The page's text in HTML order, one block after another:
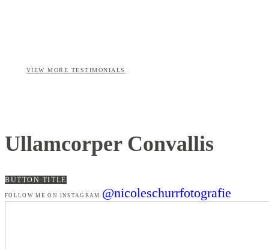
VIEW MORE TESTIMONIALS
Ullamcorper Convallis
BUTTON TITLE
FOLLOW ME ON INSTAGRAM @nicoleschurrfotografie